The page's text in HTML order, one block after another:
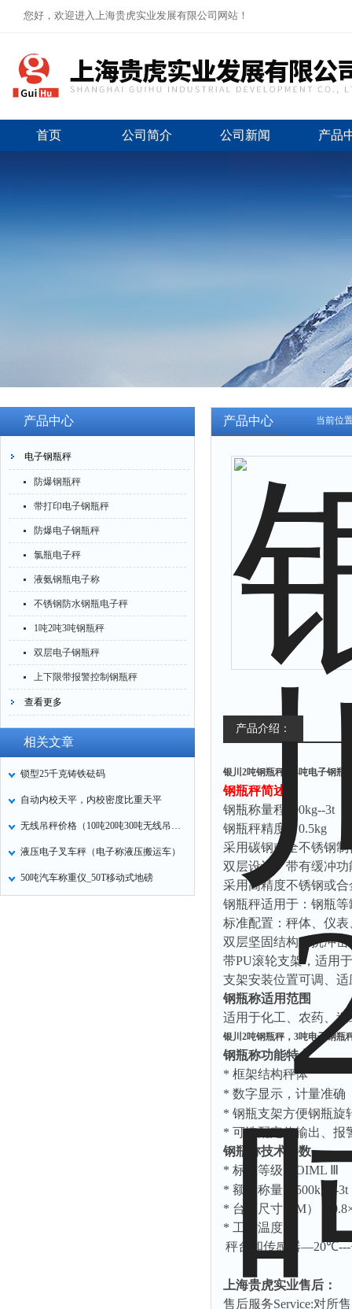
您好，欢迎进入上海贵虎实业发展有限公司网站！
首页 公司简介 公司新闻 产品
产品中心
电子钢瓶秤
防爆钢瓶秤
带打印电子钢瓶秤
防爆电子钢瓶秤
氯瓶电子秤
液氨钢瓶电子称
不锈钢防水钢瓶电子秤
1吨2吨3吨钢瓶秤
双层电子钢瓶秤
上下限带报警控制钢瓶秤
查看更多
相关文章
锁型25千克铸铁砝码
自动内校天平，内校密度比重天平
无线吊秤价格（10吨20吨30吨无线吊钩秤）
液压电子叉车秤（电子称液压搬运车）
50吨汽车称重仪_50T移动式地磅
当前位
产品中心
产品介绍：
银川2吨钢瓶秤，3吨电子钢瓶
钢瓶秤简述
钢瓶称量程
500kg--3t
钢瓶秤精度：0.5kg
采用碳钢或全不锈钢制
双层设计、带有缓冲
采用高精度不锈钢或
钢瓶秤适用于：钢瓶
标准配置：秤体、仪表
双层坚固结构，抗冲击
带PU滚轮支架，适用
支架安装位置可调、
钢瓶称适用范围
适用于化工、农药、
银川2吨钢瓶秤，3吨电子钢瓶
钢瓶称功能特点
* 框架结构秤体
* 数字显示，计量准确
* 钢瓶支架方便钢瓶旋
* 可选配定值输出、报
钢瓶称技术参数
* 标准等级： OIML
* 额定称量：
* 台面尺寸（ M）： 0.8
* 工作温度
秤台和传感器—20℃
上海贵虎实业售后：
售后服务Service:对所